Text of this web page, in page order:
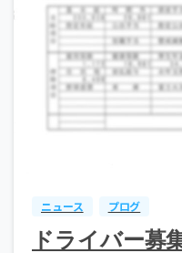
ニュース プログ
ドライバー募